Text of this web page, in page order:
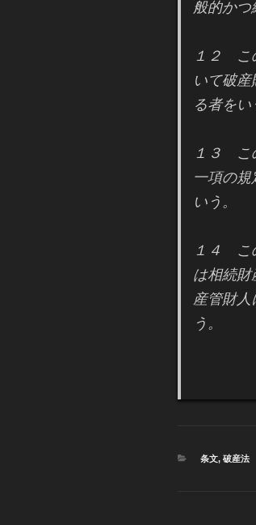
般的かつ
１２ こ
いて破
る者をい
１３ こ
一項の
いう。
１４ こ
は相続財
産管財人
う。
カ
条文, 破産法